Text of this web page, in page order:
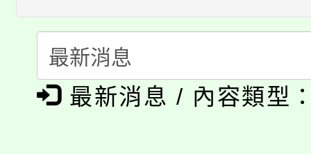
者。
份教師研習
會
115年食農教育專業人
程
「本色祭」8/29、30在
8/21下午1時於龍潭區
最新消息 / 內容類型